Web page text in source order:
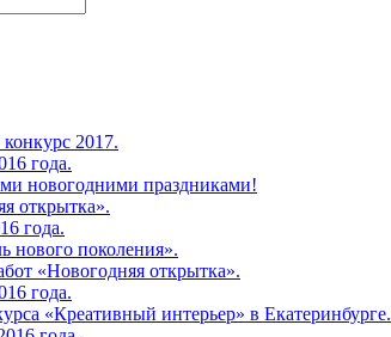
2017.
года.
новогодними праздниками!
открытка».
года.
нового поколения».
«Новогодняя открытка».
года.
«Креативный интерьер» в Екатеринбурге.